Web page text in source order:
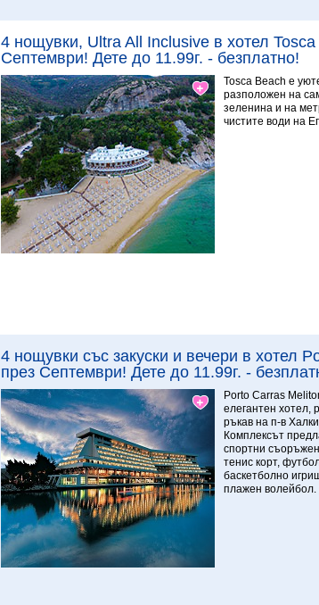
7.5 Отличен
4 нощувки, Ultra All Inclusive в хотел
Септември! Дете до 11.99г. - безплатно!
8.39 Превъзходен
Tosca Beach е
разположен на
зеленина и на
чистите води на
4 нощувки със закуски и вечери в хотел
през Септември! Дете до 11.99г. -
Porto Carras
елегантен хотел,
ръкав на п-в
Комплексът
спортни
тенис корт,
баскетболно
плажен волейбол.